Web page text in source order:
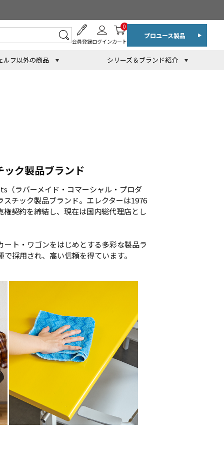
会員登録ログインカート
0
プロユース製品
ルフ以外の商品 シリーズ＆ブランド紹介
ク製品ブランド
ラバーメイド・コマーシャル・プロダ
チック製品ブランド。エレクターは1976
契約を締結し、現在は国内総代理店とし
ト・ワゴンをはじめとする多彩な製品ラ
採用され、高い信頼を得ています。